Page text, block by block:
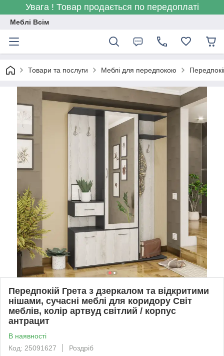
Увага ! Товар продається по передоплаті
Меблі Всім
Товари та послуги Меблі для передпокою
Передпокій Грета з дзеркалом та відкритими
нішами, сучасні меблі для коридору Світ
меблів, колір артвуд світлий / корпус
антрацит
В наявності
Код: 25091627
Роздріб